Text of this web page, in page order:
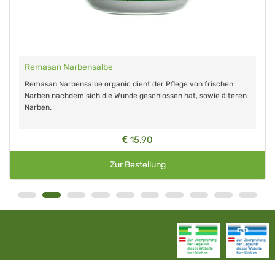
Remasan Narbensalbe
Remasan Narbensalbe organic dient der Pflege von frischen
Narben nachdem sich die Wunde geschlossen hat, sowie älteren
Narben.
15,90
Zur Bestellung